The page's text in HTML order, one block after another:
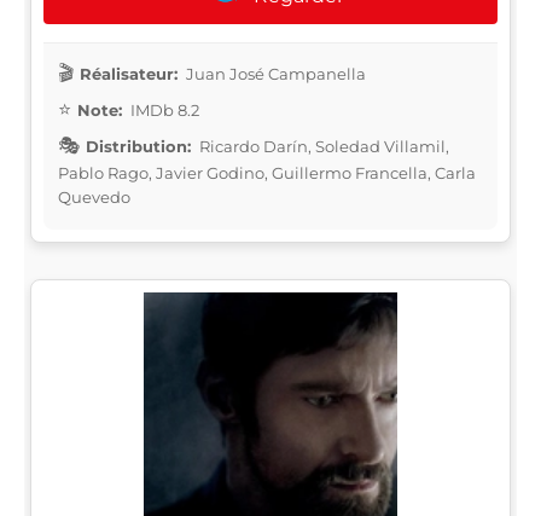
Réalisateur: Juan José Campanella
Note: IMDb 8.2
Distribution: Ricardo Darín, Soledad Villamil,
Pablo Rago, Javier Godino, Guillermo Francella, Carla
Quevedo